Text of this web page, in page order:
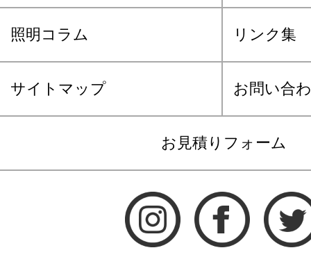
照明コラム リンク集
サイトマップ お問い合
お見積りフォーム